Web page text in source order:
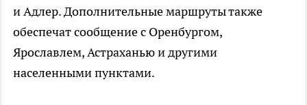
и Адлер. Дополнительные маршруты также
обеспечат сообщение с Оренбургом,
Ярославлем, Астраханью и другими
населенными пунктами.